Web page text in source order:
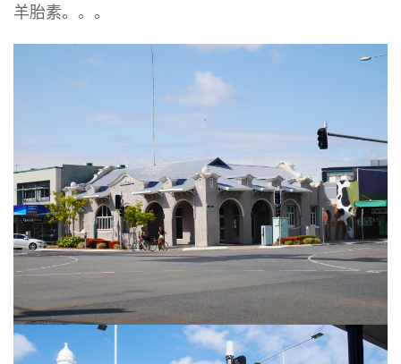
羊胎素。。。